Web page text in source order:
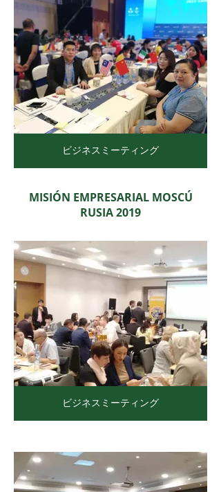
ビジネスミーティング
MISIÓN EMPRESARIAL MOSCÚ
RUSIA 2019
ビジネスミーティング